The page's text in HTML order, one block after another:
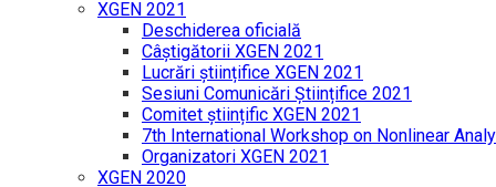
XGEN 2021
Deschiderea oficială
Câștigătorii XGEN 2021
Lucrări științifice XGEN 2021
Sesiuni Comunicări Științifice 2021
Comitet științific XGEN 2021
7th International Workshop on Nonlinear
Organizatori XGEN 2021
XGEN 2020